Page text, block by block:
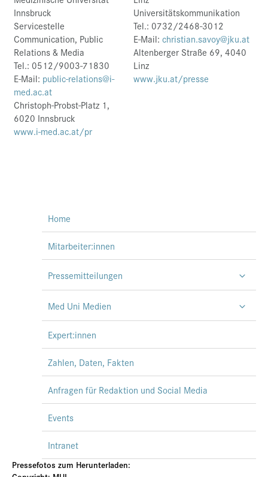
Innsbruck
Servicestelle
Communication, Public
Relations & Media
Tel.: 0512/9003-71830
E-Mail: public-relations@i-
med.ac.at
Christoph-Probst-Platz 1,
6020 Innsbruck
www.i-med.ac.at/pr
Universitätskommunikation
Tel.: 0732/2468-3012
E-Mail: christian.savoy@jku.at
Altenberger Straße 69, 4040
Linz
www.jku.at/presse
Home
Mitarbeiter:innen
Pressemitteilungen
Med Uni Medien
Expert:innen
Zahlen, Daten, Fakten
Anfragen für Redaktion und Social Media
Events
Intranet
Pressefotos zum Herunterladen: